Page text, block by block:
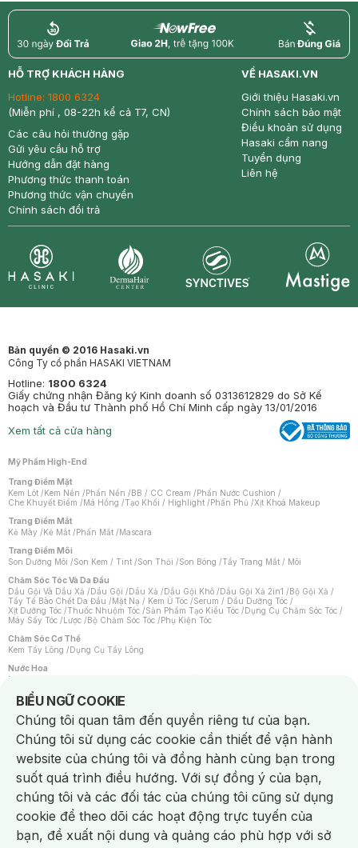
return nowfree price
HỖ TRỢ KHÁCH HÀNG
Hotline: 1800 6324
(Miễn phí , 08-22h kể cả T7, CN)
Các câu hỏi thường gặp
Gửi yêu cầu hỗ trợ
Hướng dẫn đặt hàng
Phương thức thanh toán
Phương thức vận chuyển
Chính sách đổi trả
VỀ HASAKI.VN
Giới thiệu Hasaki.vn
Chính sách bảo mật
Điều khoản sử dụng
Hasaki cẩm nang
Tuyển dụng
Liên hệ
Bản quyền © 2016 Hasaki.vn
Công Ty cổ phần HASAKI VIETNAM
Hotline: 1800 6324
Giấy chứng nhận Đăng ký Kinh doanh số 0313612829 do Sở Kế
hoạch và Đầu tư Thành phố Hồ Chí Minh cấp ngày 13/01/2016
Xem tất cả cửa hàng
Mỹ Phẩm High-End
Trang Điểm Mặt
Kem Lót /Kem Nền /Phấn Nền /BB / CC Cream /Phấn Nước Cushion /
Che Khuyết Điểm /Má Hồng /Tạo Khối / Highlight /Phấn Phủ /Xịt Khoá Makeup
Trang Điểm Mắt
Kẻ Mày /Kẻ Mắt /Phấn Mắt /Mascara
Trang Điểm Môi
Son Dưỡng Môi /Son Kem / Tint /Son Thỏi /Son Bóng /Tẩy Trang Mắt / Môi
Chăm Sóc Tóc Và Da Đầu
Dầu Gội Và Dầu Xả /Dầu Gội /Dầu Xả /Dầu Gội Khô /Dầu Gội Xả 2in1 /Bộ Gội Xả /
Tẩy Tế Bào Chết Da Đầu /Mặt Nạ / Kem Ủ Tóc /Serum / Dầu Dưỡng Tóc /
Xịt Dưỡng Tóc /Thuốc Nhuộm Tóc /Sản Phẩm Tạo Kiểu Tóc /Dụng Cụ Chăm Sóc Tóc /
Máy Sấy Tóc /Lược /Bộ Chăm Sóc Tóc /Phụ Kiện Tóc
Chăm Sóc Cơ Thể
Kem Tẩy Lông /Dụng Cụ Tẩy Lông
Nước Hoa
Nước Hoa Nữ
Chăm Sóc Cá Nhân
Chống Muỗi /Khẩu Trang /Máy Massage/Mặt Nạ Xông Hơi /Nước Rửa Tay/
Sản Phẩm Chăm Sóc Khác /Bàn Chải Đánh Răng /Bàn Chải Điện/
Hỗ Trợ Trắng Răng/Kem Đánh Răng /Máy Tăm Nước/ Nước Súc Miệng/
Tăm / Chỉ Nha Khoa/ Xịt Thơm Miệng / Dung Dịch Vệ Sinh/Dưỡng Vùng Kín/
Khăn Ướt Vệ Sinh Vùng Kín/Băng Vệ Sinh/Tampon/Bọt Cạo Râu /Dao Cạo Râu/
Máy Cạo Râu
Vấn Đề Về Da
Da Dầu / Lỗ Chân Lông To/ Da Khô / Mất Nước/ Da Lão Hóa/ Da Mụn/
Da Nhạy Cảm / Kích Ứng
Da Xỉn Màu Thâm / Nám / Tàn Nhang
Quầng Thâm & Bọng Mắt /Sẹo /Viêm Da Cơ Địa
Dụng Cụ / Phụ Kiện Chăm Sóc Da
Bông Tẩy Trang
Khăn Lau Mặt Khô Dụng Cụ / Máy Rửa Mặt Máy Chăm Sóc Da
BIỂU NGỮ COOKIE
Notice about cookies usage
Chúng tôi quan tâm đến quyền riêng tư của bạn.
Chúng tôi sử dụng các cookie cần thiết để vận hành
website của chúng tôi và đồng hành cùng bạn trong
suốt quá trình điều hướng. Với sự đồng ý của bạn,
chúng tôi và các đối tác của chúng tôi cũng sử dụng
cookie để theo dõi các hoạt động trực tuyến của
bạn, đề xuất nội dung và quảng cáo phù hợp với sở